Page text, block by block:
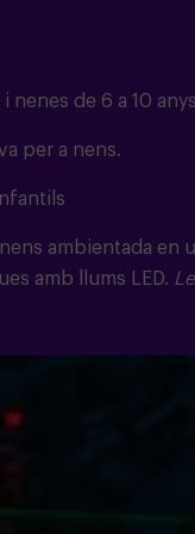
nenes de 6 a 10
per a nens.
ambientada
amb llums LED.